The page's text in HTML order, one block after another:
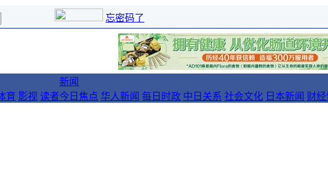
忘密码了
育 影视 读者
新闻
今日焦点 华人新闻 每日时政 中日关系 社会文化 日本新闻 财